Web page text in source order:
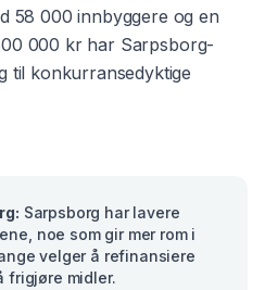
58 000 innbyggere og en
000 krhar Sarpsborg-
til konkurransedyktige
: Sarpsborg har lavere
noe som gir mer rom i
velger å refinansiere
frigjøre midler.